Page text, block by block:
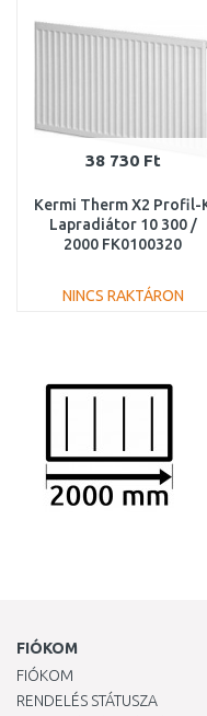
38 730 Ft
Kermi Therm X2 Profil-
Lapradiátor 10 300 /
2000 FK0100320
NINCS RAKTÁRON
FIÓKOM
FIÓKOM
RENDELÉS STÁTUSZA